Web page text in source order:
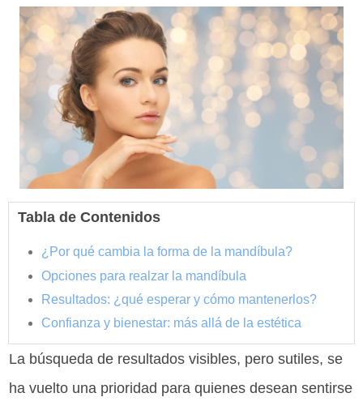
Tabla de Contenidos
¿Por qué cambia la forma de la mandíbula?
Opciones para realzar la mandíbula
Resultados: ¿qué esperar y cómo mantenerlos?
Confianza y bienestar: más allá de la estética
La búsqueda de resultados visibles, pero sutiles, se
ha vuelto una prioridad para quienes desean sentirse